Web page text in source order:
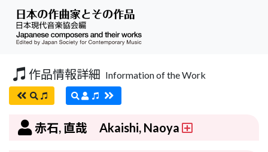
作品情報詳細 Information of the Work
赤石, 直哉 Akaishi, Naoya